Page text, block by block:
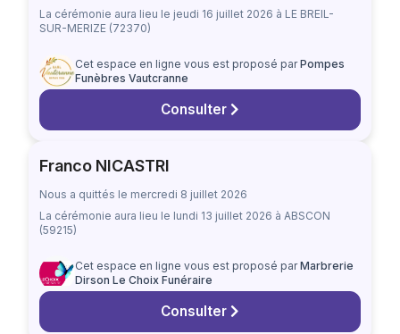
La cérémonie aura lieu le jeudi 16 juillet 2026 à LE BREIL-
SUR-MERIZE (72370)
Cet espace en ligne vous est proposé parPompes
Funèbres Vautcranne
Consulter
Franco NICASTRI
Nous a quittés le mercredi 8 juillet 2026
La cérémonie aura lieu le lundi 13 juillet 2026 à ABSCON
(59215)
Cet espace en ligne vous est proposé parMarbrerie
Dirson Le Choix Funéraire
Consulter